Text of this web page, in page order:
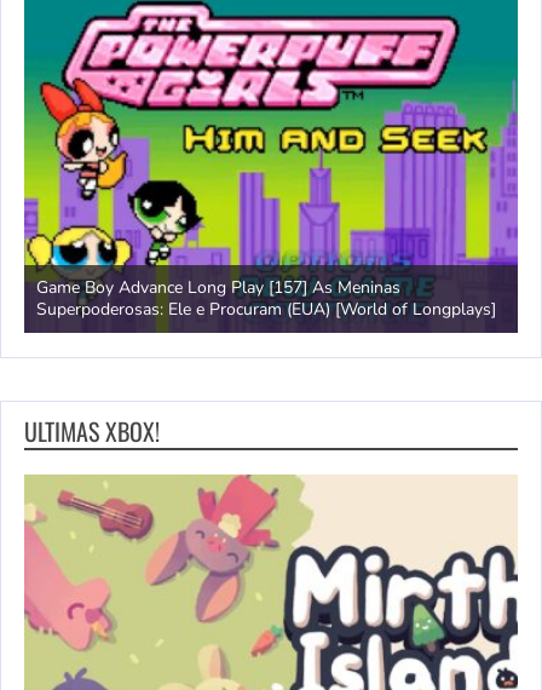
Game Boy Advance Long Play [157] As Meninas
Superpoderosas: Ele e Procuram (EUA) [World of Longplays]
ULTIMAS XBOX!